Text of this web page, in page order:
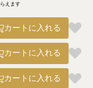
えます
カートに入れる
カートに入れる
カートに入れる